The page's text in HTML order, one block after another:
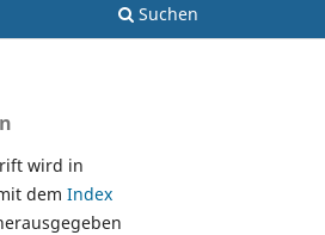
Suchen
wird in
dem Index